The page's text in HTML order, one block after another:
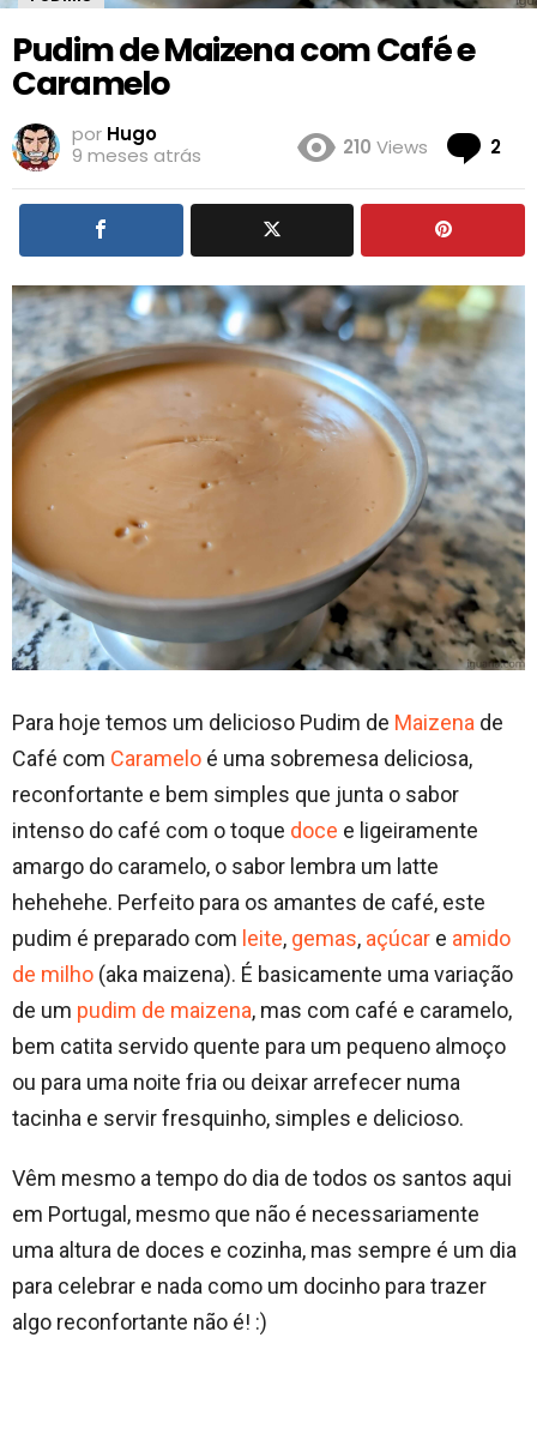
Pudim de Maizena com Café e
Caramelo
por Hugo
9 meses atrás
210 Views 2
Para hoje temos um delicioso Pudim de Maizena de
Café com Caramelo é uma sobremesa deliciosa,
reconfortante e bem simples que junta o sabor
intenso do café com o toque doce e ligeiramente
amargo do caramelo, o sabor lembra um latte
hehehehe. Perfeito para os amantes de café, este
pudim é preparado com leite, gemas, açúcar e amido
de milho (aka maizena). É basicamente uma variação
de um pudim de maizena⁣, mas com café e caramelo,
bem catita servido quente para um pequeno almoço
ou para uma noite fria ou deixar arrefecer numa
tacinha e servir fresquinho, simples e delicioso.
Vêm mesmo a tempo do dia de todos os santos aqui
em Portugal, mesmo que não é necessariamente
uma altura de doces e cozinha, mas sempre é um dia
para celebrar e nada como um docinho para trazer
algo reconfortante não é! :)